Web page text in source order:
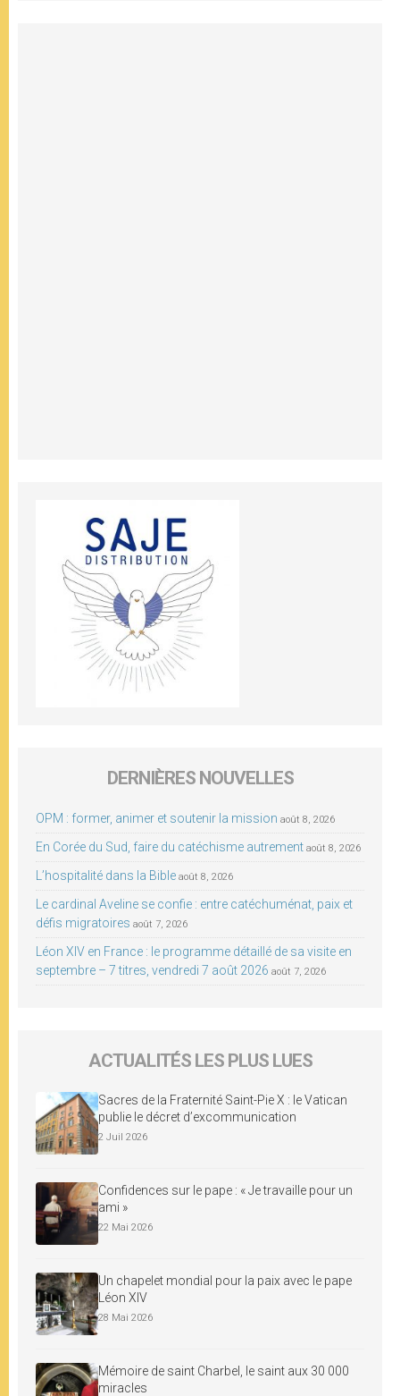
DERNIÈRES NOUVELLES
OPM : former, animer et soutenir la mission août 8, 2026
En Corée du Sud, faire du catéchisme autrement août 8, 2026
L’hospitalité dans la Bible août 8, 2026
Le cardinal Aveline se confie : entre catéchuménat, paix et
défis migratoires août 7, 2026
Léon XIV en France : le programme détaillé de sa visite en
septembre – 7 titres, vendredi 7 août 2026 août 7, 2026
ACTUALITÉS LES PLUS LUES
Sacres de la Fraternité Saint-Pie X : le Vatican
publie le décret d’excommunication
2 Juil 2026
Confidences sur le pape : « Je travaille pour un
ami »
22 Mai 2026
Un chapelet mondial pour la paix avec le pape
Léon XIV
28 Mai 2026
Mémoire de saint Charbel, le saint aux 30 000
miracles